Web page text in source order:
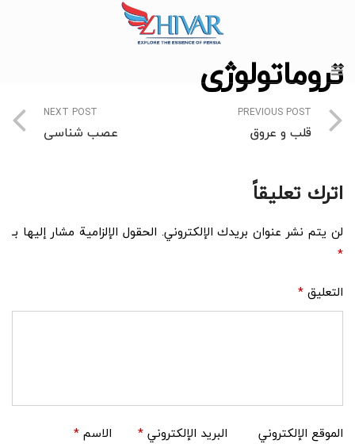
تروماتولوژی
PREVIOUS POST
قلب و عروق
NEXT POST
عصب شناسی
اترك تعليقاً
لن يتم نشر عنوان بريدك الإلكتروني. الحقول الإلزامية مشار إليها بـ
*
التعليق*
الاسم* البريد الإلكتروني* الموقع الإلكتروني